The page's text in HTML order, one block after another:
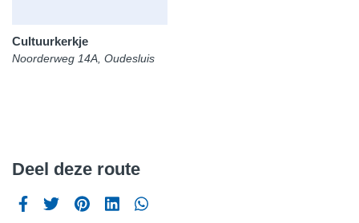
Cultuurkerkje
Noorderweg 14A, Oudesluis
Deel deze route